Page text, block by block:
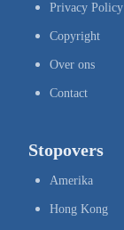
Privacy Policy
Copyright
Over ons
Contact
Stopovers
Amerika
Hong Kong